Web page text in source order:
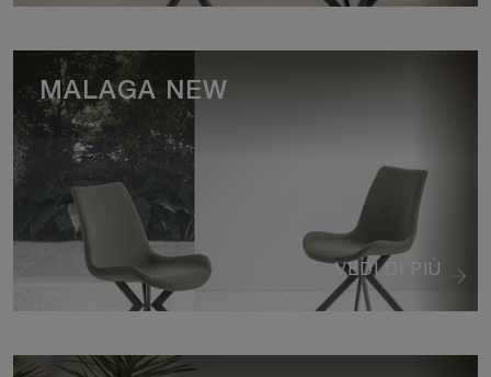
VEDI DI PIÙ
MALAGA NEW